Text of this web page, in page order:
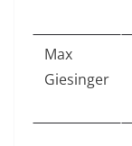
Max
Giesinger